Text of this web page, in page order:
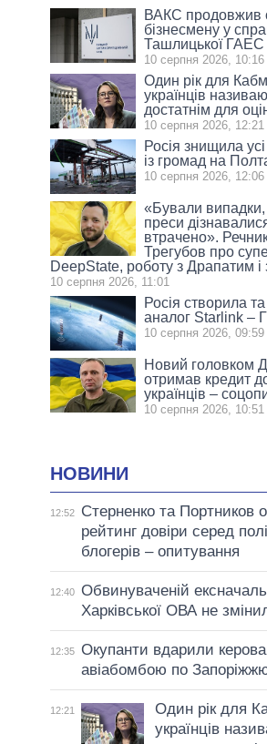
ВАКС продовжив
бізнесмену у
Ташлицької ГАЕС
10 серпня 2026, 10:16
Один рік для
українців
достатнім для
10 серпня 2026, 12:21
Росія знищила
із громад на
10 серпня 2026, 12:06
«Бували
преси
втрачено».
Трегубов про
DeepState, роботу з Драпатим
10 серпня 2026, 11:01
Росія створила
аналог Starlink –
10 серпня 2026, 09:59
Новий головком
отримав кредит
українців –
10 серпня 2026, 10:51
НОВИНИ
12:52
Стерненко та Портников
рейтинг довіри серед
блогерів – опитування
12:40 Обвинуваченій
Харківської ОВА не
12:35 Окупанти вдарили
авіабомбою по
12:21
Один рік для
українців